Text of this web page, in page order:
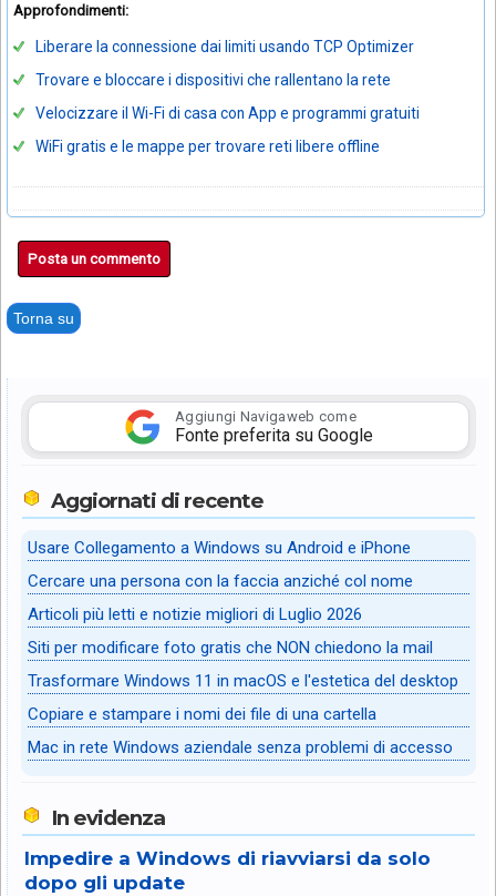
Approfondimenti:
Liberare la connessione dai limiti usando TCP Optimizer
Trovare e bloccare i dispositivi che rallentano la rete
Velocizzare il Wi-Fi di casa con App e programmi gratuiti
WiFi gratis e le mappe per trovare reti libere offline
Posta un commento
Torna su
Aggiungi Navigaweb come
Fonte preferita su Google
Aggiornati di recente
Usare Collegamento a Windows su Android e iPhone
Cercare una persona con la faccia anziché col nome
Articoli più letti e notizie migliori di Luglio 2026
Siti per modificare foto gratis che NON chiedono la mail
Trasformare Windows 11 in macOS e l'estetica del desktop
Copiare e stampare i nomi dei file di una cartella
Mac in rete Windows aziendale senza problemi di accesso
In evidenza
Impedire a Windows di riavviarsi da solo
dopo gli update